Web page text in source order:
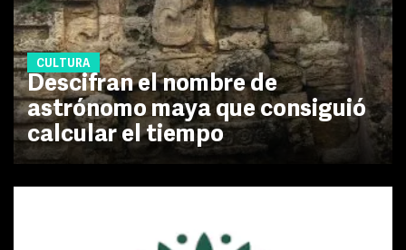
CULTURA
Descifran el nombre de
astrónomo maya que consiguió
calcular el tiempo